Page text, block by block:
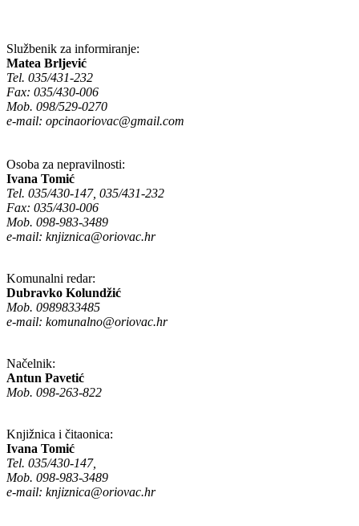
Službenik za informiranje:
Matea Brljević
Tel. 035/431-232
Fax: 035/430-006
Mob. 098/529-0270
e-mail: opcinaoriovac@gmail.com
Osoba za nepravilnosti:
Ivana Tomić
Tel. 035/430-147, 035/431-232
Fax: 035/430-006
Mob. 098-983-3489
e-mail: knjiznica@oriovac.hr
Komunalni redar:
Dubravko Kolundžić
Mob. 0989833485
e-mail: komunalno@oriovac.hr
Načelnik:
Antun Pavetić
Mob. 098-263-822
Knjižnica i čitaonica:
Ivana Tomić
Tel. 035/430-147,
Mob. 098-983-3489
e-mail: knjiznica@oriovac.hr